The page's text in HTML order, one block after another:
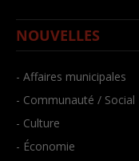
NOUVELLES
- Affaires municipales
- Communauté / Social
- Culture
- Économie